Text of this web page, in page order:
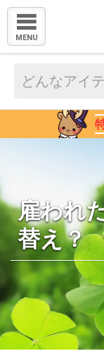
MENU
雇われ
替え？